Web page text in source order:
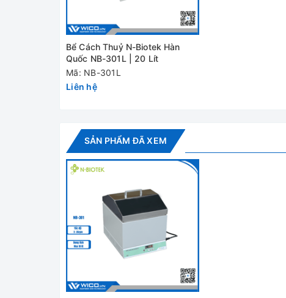
240 x 300 x 150mm
Kích thước
ngoài(WxDxH)
270 x 345 x 225mm
Công suất
Đánh giá
Bể Cách Thuỷ N-Biotek Hàn
Quốc NB-301L | 20 Lít
Mã: NB-301L
Liên hệ
SẢN PHẨM ĐÃ XEM